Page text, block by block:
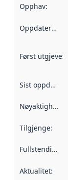
Opphav:
Oppdateringsfrekvens
Først utgjeve:
Sist oppdatert
Nøyaktigheit
Tilgjenge:
Fullstendigheit
Aktualitet: